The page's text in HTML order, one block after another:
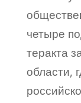
четыре
теракта
области,